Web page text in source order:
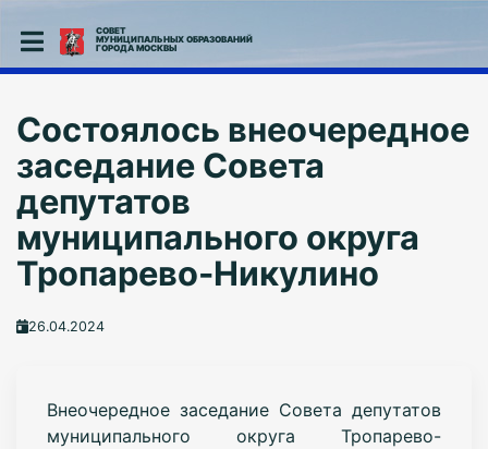
СОВЕТ
МУНИЦИПАЛЬНЫХ ОБРАЗОВАНИЙ
ГОРОДА МОСКВЫ
Состоялось внеочередное
заседание Совета
депутатов
муниципального округа
Тропарево-Никулино
26.04.2024
Внеочередное заседание Совета депутатов
муниципального округа Тропарево-